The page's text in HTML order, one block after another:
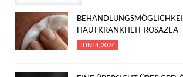
HAUTKRANKHEIT ROSAZEA
JUNI 4, 2024